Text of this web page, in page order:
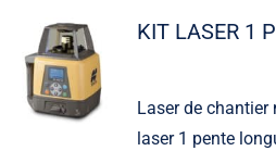
KIT LASER 1
Laser de chantier
laser 1 pente